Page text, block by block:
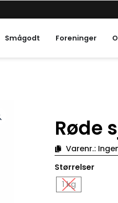
Smågodt Foreninger
Røde
Varenr.:
Størrelser
1 kg
sjokoladehjerter
folie